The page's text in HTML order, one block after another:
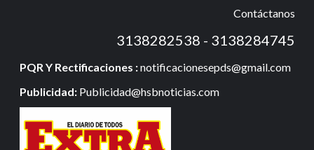
Contáctanos
3138282538 - 3138284745
PQR Y Rectificaciones :notificacionesepds@gmail.com
Publicidad: Publicidad@hsbnoticias.com